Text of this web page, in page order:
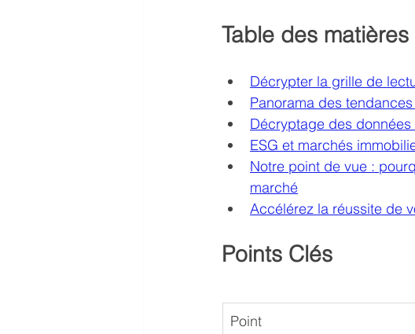
Table des matières
Décrypter la grille de
Panorama des
Décryptage des
ESG et marchés
Notre point de vue :
marché
Accélérez la réussite de
Points Clés
Point